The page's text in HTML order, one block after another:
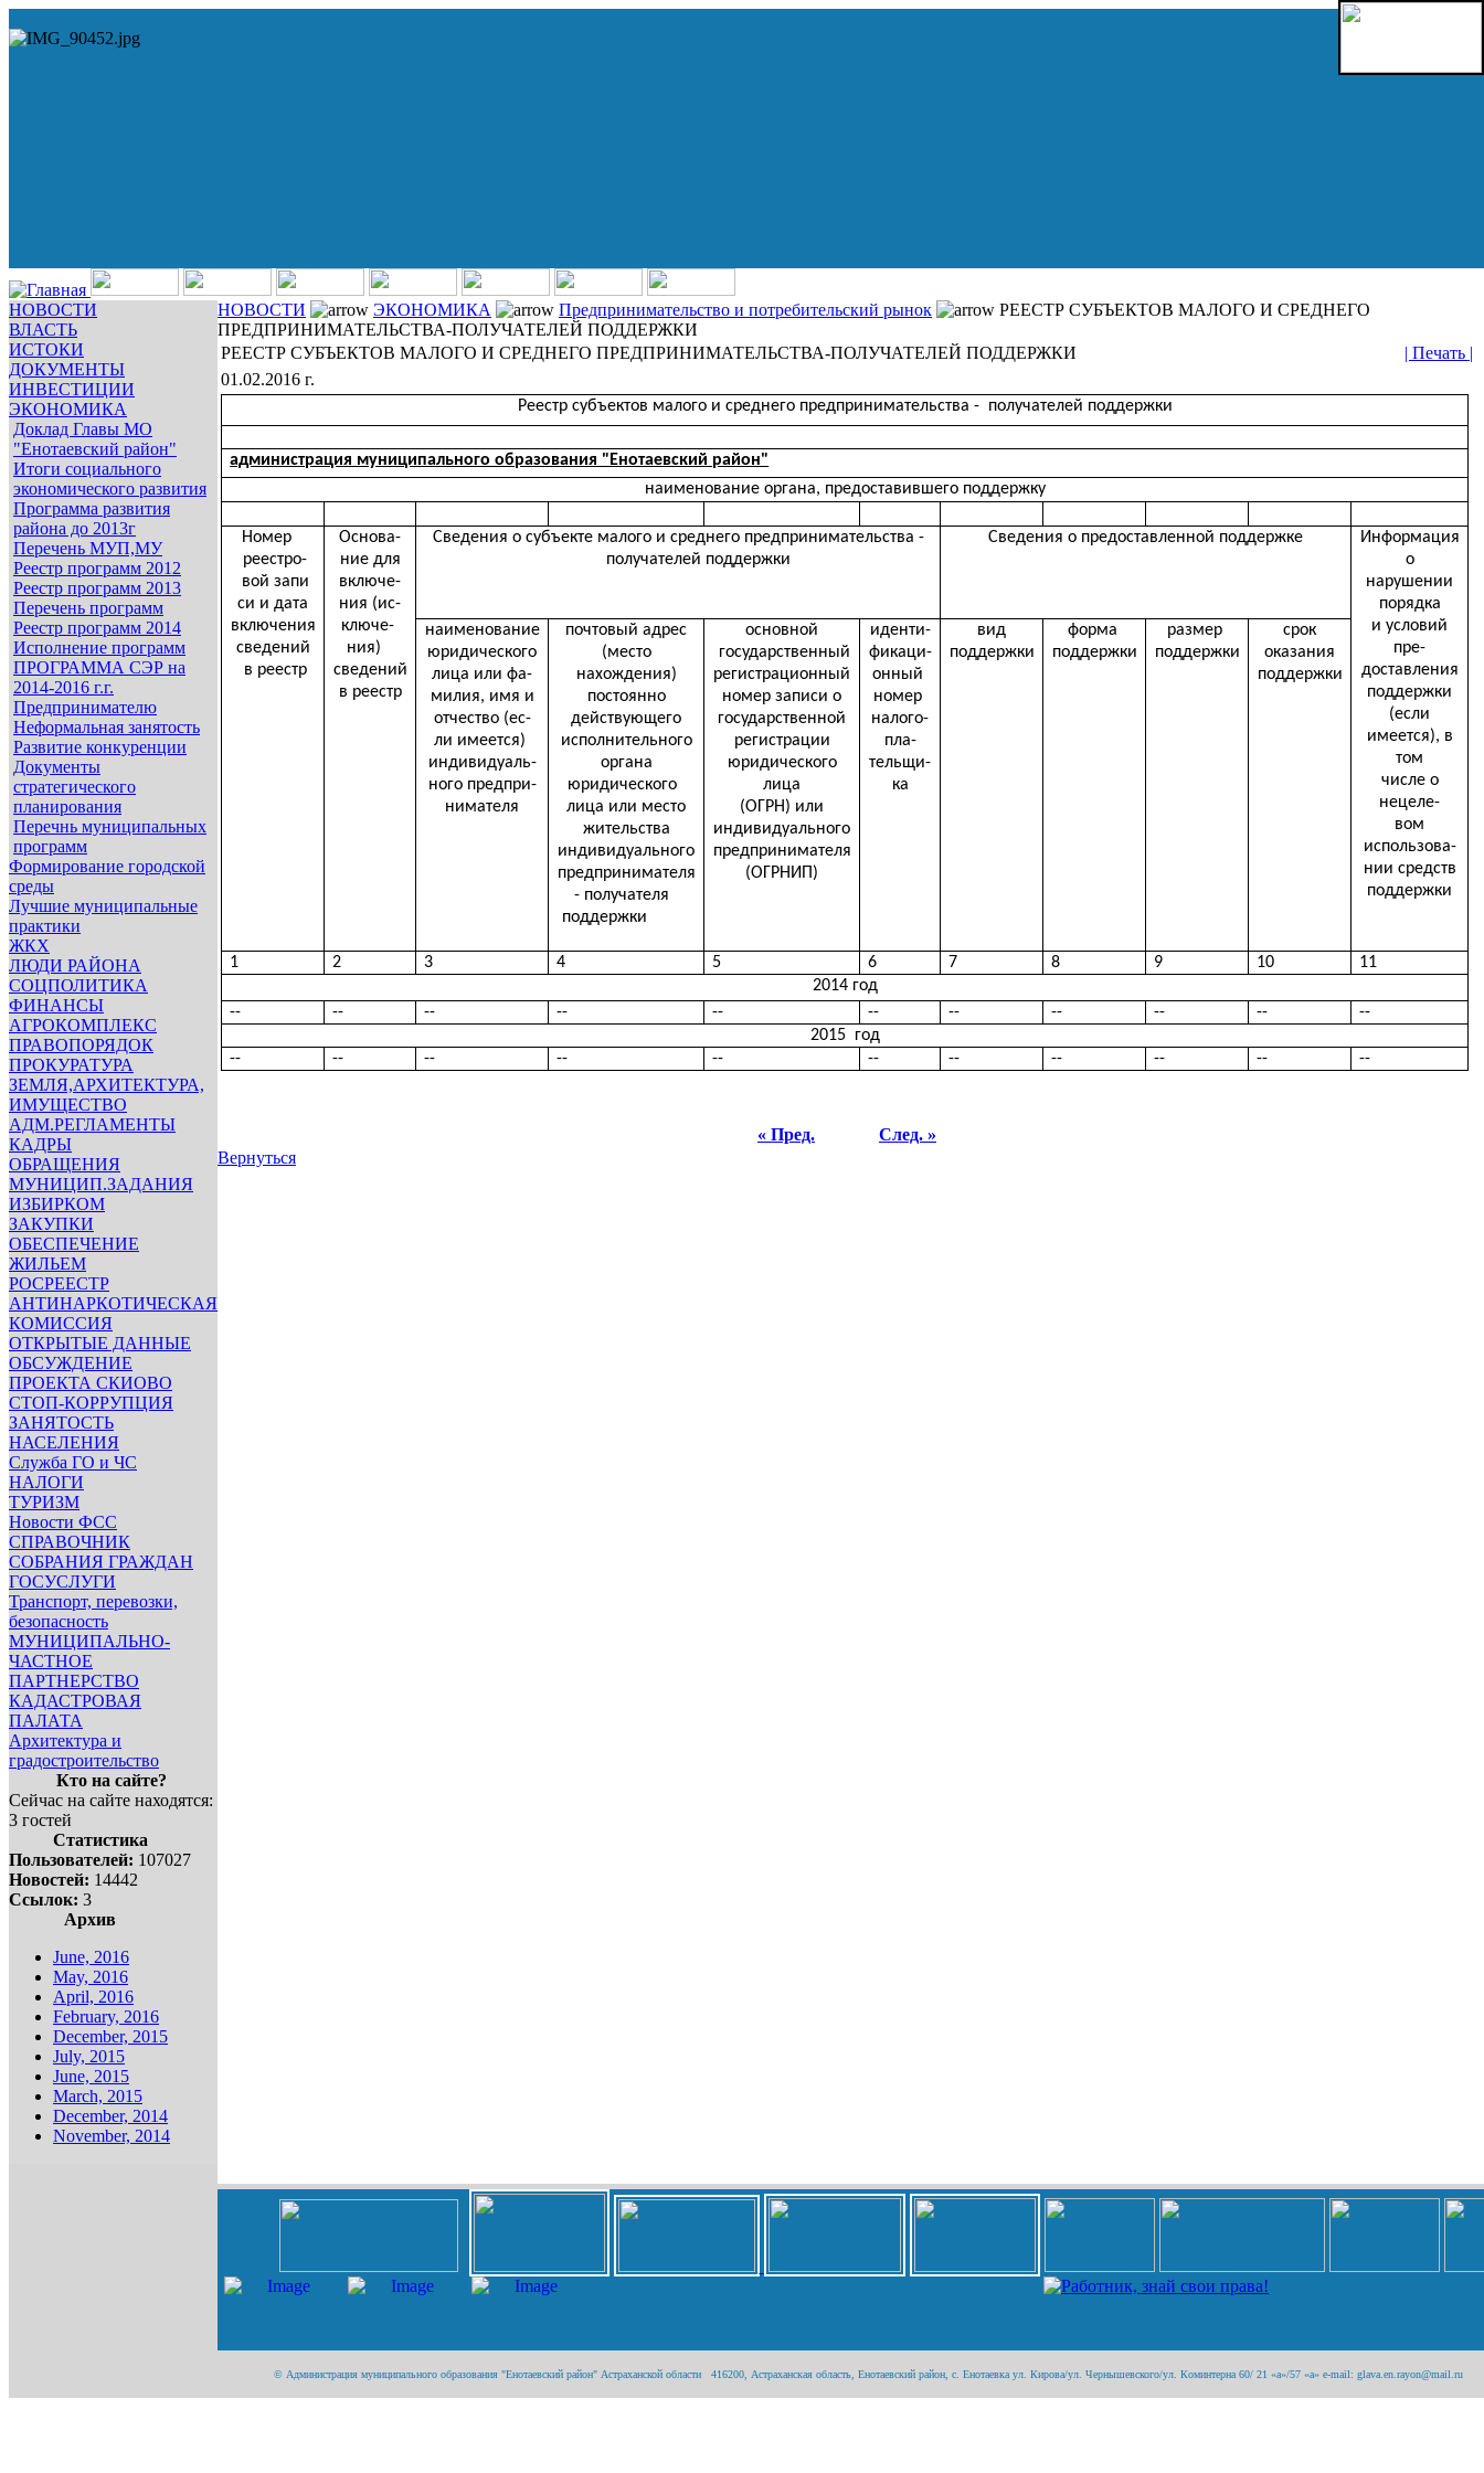
НОВОСТИ
ВЛАСТЬ
ИСТОКИ
ДОКУМЕНТЫ
ИНВЕСТИЦИИ
ЭКОНОМИКА
Доклад Главы МО
"Енотаевский район"
Итоги социального
экономического развития
Программа развития
района до 2013г
Перечень МУП,МУ
Реестр программ 2012
Реестр программ 2013
Перечень программ
Реестр программ 2014
Исполнение программ
ПРОГРАММА СЭР на
2014-2016 г.г.
Предпринимателю
Неформальная занятость
Развитие конкуренции
Документы
стратегического
планирования
Перечнь муниципальных
программ
Формирование городской
среды
Лучшие муниципальные
практики
ЖКХ
ЛЮДИ РАЙОНА
СОЦПОЛИТИКА
ФИНАНСЫ
АГРОКОМПЛЕКС
ПРАВОПОРЯДОК
ПРОКУРАТУРА
ЗЕМЛЯ,АРХИТЕКТУРА,
ИМУЩЕСТВО
АДМ.РЕГЛАМЕНТЫ
КАДРЫ
ОБРАЩЕНИЯ
МУНИЦИП.ЗАДАНИЯ
ИЗБИРКОМ
ЗАКУПКИ
ОБЕСПЕЧЕНИЕ
ЖИЛЬЕМ
РОСРЕЕСТР
АНТИНАРКОТИЧЕСКАЯ
КОМИССИЯ
ОТКРЫТЫЕ ДАННЫЕ
ОБСУЖДЕНИЕ
ПРОЕКТА СКИОВО
СТОП-КОРРУПЦИЯ
ЗАНЯТОСТЬ
НАСЕЛЕНИЯ
Служба ГО и ЧС
НАЛОГИ
ТУРИЗМ
Новости ФСС
СПРАВОЧНИК
СОБРАНИЯ ГРАЖДАН
ГОСУСЛУГИ
Транспорт, перевозки,
безопасность
МУНИЦИПАЛЬНО-
ЧАСТНОЕ
ПАРТНЕРСТВО
КАДАСТРОВАЯ
ПАЛАТА
Архитектура и
градостроительство
Кто на сайте?
Сейчас на сайте находятся:
3 гостей
Статистика
Пользователей: 107027
Новостей: 14442
Ссылок: 3
Архив
June, 2016
May, 2016
April, 2016
February, 2016
December, 2015
July, 2015
June, 2015
March, 2015
December, 2014
November, 2014
НОВОСТИ ЭКОНОМИКА Предпринимательство и потребительский рынок
РЕЕСТР СУБЪЕКТОВ МАЛОГО И СРЕДНЕГО
ПРЕДПРИНИМАТЕЛЬСТВА-ПОЛУЧАТЕЛЕЙ ПОДДЕРЖКИ
РЕЕСТР СУБЪЕКТОВ МАЛОГО И СРЕДНЕГО ПРЕДПРИНИМАТЕЛЬСТВА-ПОЛУЧАТЕЛЕЙ ПОДДЕРЖКИ
| Печать |
01.02.2016 г.
Реестр субъектов малого и среднего предпринимательства - получателей поддержки
администрация муниципального образования "Енотаевский район"
наименование органа, предоставившего поддержку
Номер
реестро-
вой запи
си и дата
включения
сведений
в реестр
Основа-
ние для
включе-
ния (ис-
ключе-
ния)
сведений
в реестр
Сведения о субъекте малого и среднего предпринимательства -
получателей поддержки
Сведения о предоставленной поддержке
Информация
о
нарушении
порядка
и условий
пре-
доставления
поддержки
(если
имеется), в
том
числе о
нецеле-
вом
использова-
нии средств
поддержки
наименование
юридического
лица или фа-
милия, имя и
отчество (ес-
ли имеется)
индивидуаль-
ного предпри-
нимателя
почтовый адрес
(место
нахождения)
постоянно
действующего
исполнительного
органа
юридического
лица или место
жительства
индивидуального
предпринимателя
- получателя
поддержки
основной
государственный
регистрационный
номер записи о
государственной
регистрации
юридического
лица
(ОГРН) или
индивидуального
предпринимателя
(ОГРНИП)
иденти-
фикаци-
онный
номер
налого-
пла-
тельщи-
ка
вид
поддержки
форма
поддержки
размер
поддержки
срок
оказания
поддержки
1 2 3 4 5 6 7 8 9 10
11
2014 год
--
-- -- -- -- -- -- -- -- --
--
2015 год
--
-- -- -- -- -- -- -- -- -- --
« Пред.
След. »
Вернуться
© Администрация муниципального образования "Енотаевский район" Астраханской области 416200, Астраханская область, Енотаевский район, с. Енотаевка ул. Кирова/ул. Чернышевского/ул. Коминтерна 60/ 21 «а»/57 «а» e-mail: glava.en.rayon@mail.ru